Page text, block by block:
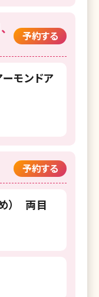
予約する
ーモンドア
予約する
） 両目